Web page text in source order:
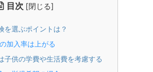
目次 [閉じる]
を選ぶポイントは？
加入率は上がる
子供の学費や生活費を考慮する